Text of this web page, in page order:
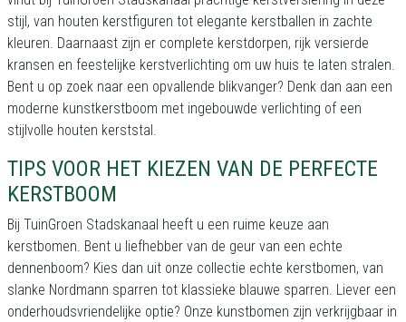
stijl, van houten kerstfiguren tot elegante kerstballen in zachte
kleuren. Daarnaast zijn er complete kerstdorpen, rijk versierde
kransen en feestelijke kerstverlichting om uw huis te laten stralen.
Bent u op zoek naar een opvallende blikvanger? Denk dan aan een
moderne kunstkerstboom met ingebouwde verlichting of een
stijlvolle houten kerststal.
TIPS VOOR HET KIEZEN VAN DE PERFECTE
KERSTBOOM
Bij TuinGroen Stadskanaal heeft u een ruime keuze aan
kerstbomen. Bent u liefhebber van de geur van een echte
dennenboom? Kies dan uit onze collectie echte kerstbomen, van
slanke Nordmann sparren tot klassieke blauwe sparren. Liever een
onderhoudsvriendelijke optie? Onze kunstbomen zijn verkrijgbaar in